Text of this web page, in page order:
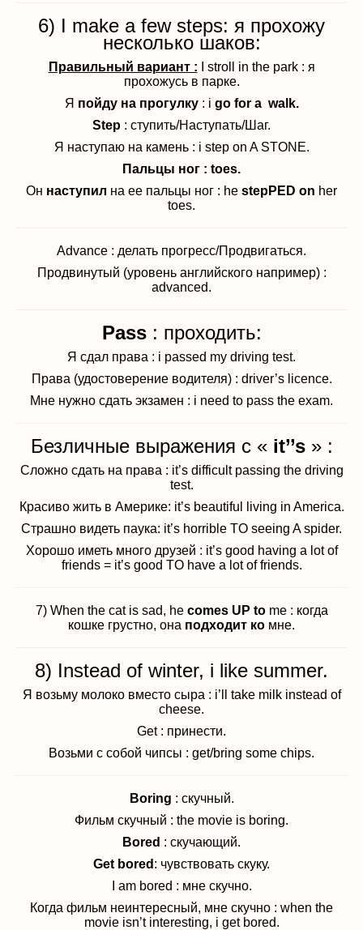
6) I make a few steps: я прохожу
несколько шаков:
Правильный вариант : I stroll in the park : я
прохожусь в парке.
Я пойду на прогулку: i go for a walk.
Step : ступить/Наступать/Шаг.
Я наступаю на камень : i step on A STONE.
Пальцы ног : toes.
Он наступил на ее пальцы ног : he stepPED on her
toes.
Advance : делать прогресс/Продвигаться.
Продвинутый (уровень английского например) :
advanced.
Pass : проходить:
Я сдал права : i passed my driving test.
Права (удостоверение водителя) : driver’s licence.
Мне нужно сдать экзамен : i need to pass the exam.
Безличные выражения с «it’’s» :
Сложно сдать на права : it’s difficult passing the driving
test.
Красиво жить в Америке: it’s beautiful living in America.
Страшно видеть паука: it’s horrible TO seeing A spider.
Хорошо иметь много друзей : it’s good having a lot of
friends = it’s good TO have a lot of friends.
7) When the cat is sad, he comes UP tome : когда
кошке грустно, она подходит ко мне.
8) Instead of winter, i like summer.
Я возьму молоко вместо сыра : i’ll take milk instead of
cheese.
Get : принести.
Возьми с собой чипсы : get/bring some chips.
Boring : скучный.
Фильм скучный : the movie is boring.
Bored : скучающий.
Get bored : чувствовать скуку.
I am bored : мне скучно.
Когда фильм неинтересный, мне скучно : when the
movie isn’t interesting, i get bored.